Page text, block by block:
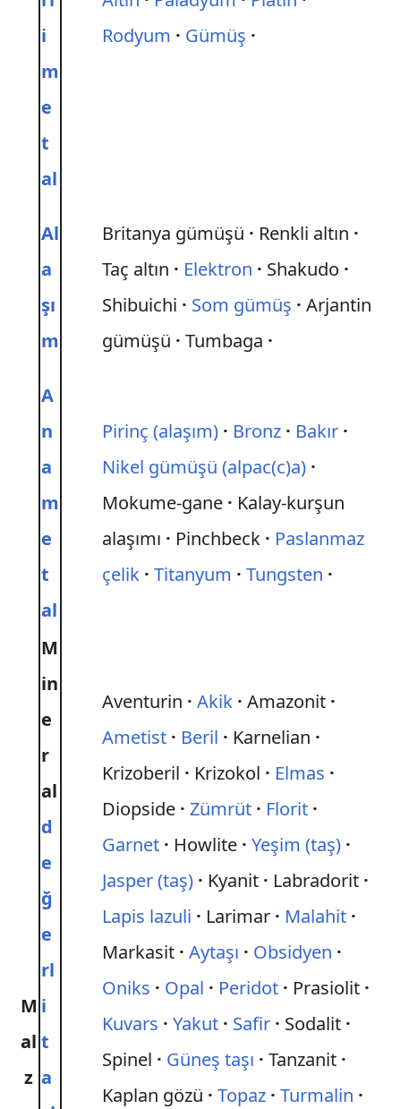
M
al
z
i
m
e
t
al
Rodyum
Gümüş
Al
a
şı
m
Britanya gümüşü
Renkli altın
Taç altın
Elektron
Shakudo
Shibuichi
Som gümüş
Arjantin
gümüşü
Tumbaga
A
n
a
m
e
t
al
Pirinç (alaşım) Bronz
Bakır
Nikel gümüşü (alpac(c)a)
Mokume-gane
Kalay-kurşun
alaşımı
Pinchbeck
Paslanmaz
çelik Titanyum Tungsten
M
in
e
r
al
d
e
ğ
e
rl
i
t
a
Aventurin Akik Amazonit
Ametist
Beril
Karnelian
Krizoberil
Krizokol
Elmas
Diopside Zümrüt
Florit
Garnet
Howlite Yeşim (taş)
Jasper (taş)
Kyanit
Labradorit
Lapis lazuli
Larimar
Malahit
Markasit Aytaşı
Obsidyen
Oniks
Opal Peridot
Prasiolit
Kuvars
Yakut Safir
Sodalit
Spinel
Güneş taşı
Tanzanit
Kaplan gözü
Topaz Turmalin